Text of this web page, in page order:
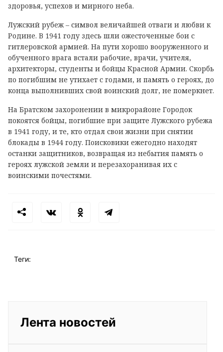
здоровья, успехов и мирного неба.
Лужский рубеж – символ величайшей отваги и любви к
Родине. В 1941 году здесь шли ожесточенные бои с
гитлеровской армией. На пути хорошо вооруженного и
обученного врага встали рабочие, врачи, учителя,
архитекторы, студенты и бойцы Красной Армии. Скорбь
по погибшим не утихает с годами, и память о героях, до
конца выполнивших свой воинский долг, не померкнет.
На Братском захоронении в микрорайоне Городок
покоятся бойцы, погибшие при защите Лужского рубежа
в 1941 году, и те, кто отдал свои жизни при снятии
блокады в 1944 году. Поисковики ежегодно находят
останки защитников, возвращая из небытия память о
героях лужской земли и перезахоранивая их с
воинскими почестями.
Теги:
Лента новостей